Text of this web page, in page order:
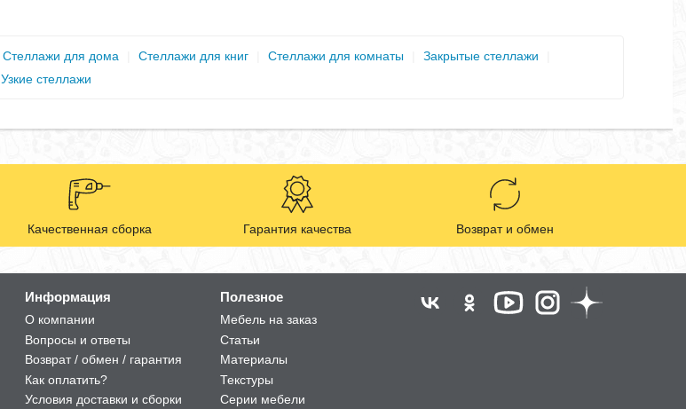
Стеллажи для дома Стеллажи для книг Стеллажи для комнаты Закрытые стеллажи
Узкие стеллажи
Качественная сборка Гарантия качества Возврат и обмен
Информация
О компании
Вопросы и ответы
Возврат / обмен / гарантия
Как оплатить?
Условия доставки и сборки
Полезное
Мебель на заказ
Статьи
Материалы
Текстуры
Серии мебели